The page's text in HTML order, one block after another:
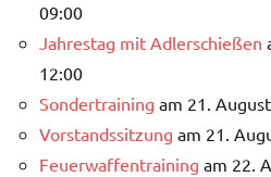
09:00
Jahrestag mit Adlerschießen
12:00
Sondertraining am 21.
Vorstandssitzung am 21.
Feuerwaffentraining am 22.